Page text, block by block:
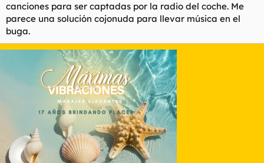
canciones para ser captadas por la radio del coche. Me
parece una solución cojonuda para llevar música en el
buga.